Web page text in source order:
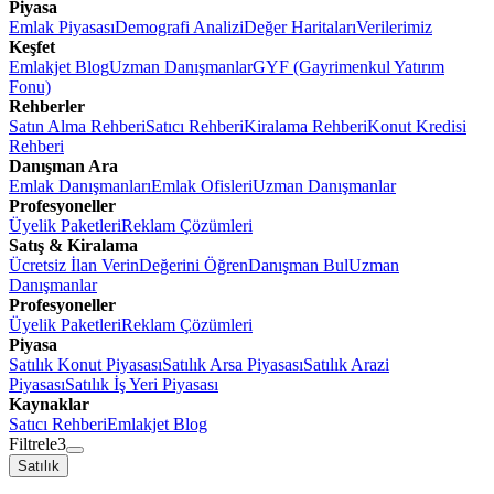
Piyasa
Emlak PiyasasıDemografi AnaliziDeğer HaritalarıVerilerimiz
Keşfet
Emlakjet BlogUzman DanışmanlarGYF (Gayrimenkul Yatırım
Fonu)
Rehberler
Satın Alma RehberiSatıcı RehberiKiralama RehberiKonut Kredisi
Rehberi
Danışman Ara
Emlak DanışmanlarıEmlak OfisleriUzman Danışmanlar
Profesyoneller
Üyelik PaketleriReklam Çözümleri
Satış & Kiralama
Ücretsiz İlan VerinDeğerini ÖğrenDanışman BulUzman
Danışmanlar
Profesyoneller
Üyelik PaketleriReklam Çözümleri
Piyasa
Satılık Konut PiyasasıSatılık Arsa PiyasasıSatılık Arazi
PiyasasıSatılık İş Yeri Piyasası
Kaynaklar
Satıcı RehberiEmlakjet Blog
Filtrele3
Satılık